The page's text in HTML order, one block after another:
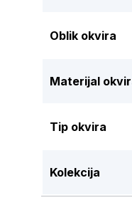
Oblik okvira
Materijal
Tip okvira
Kolekcija